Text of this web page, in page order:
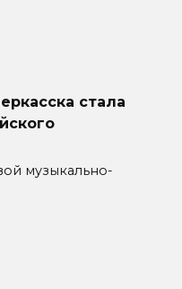
стала
музыкально-